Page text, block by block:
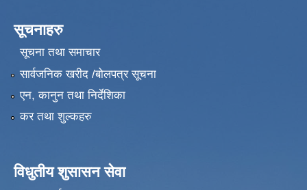
सूचनाहरु
सूचना तथा समाचार
सार्वजनिक खरीद /बोलपत्र सूचना
एन, कानुन तथा निर्देशिका
कर तथा शुल्कहरु
विधुतीय शुसासन सेवा